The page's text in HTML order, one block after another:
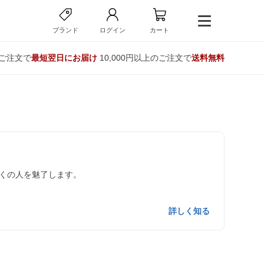
ブランド ログイン カート
注文で最短翌日にお届け10,000円以上のご注文で送料無料
の人を魅了します。
詳しく知る